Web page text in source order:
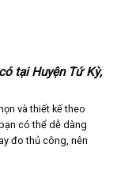
tại Huyện Tứ Kỳ,
và thiết kế theo
có thể dễ dàng
đo thủ công, nên